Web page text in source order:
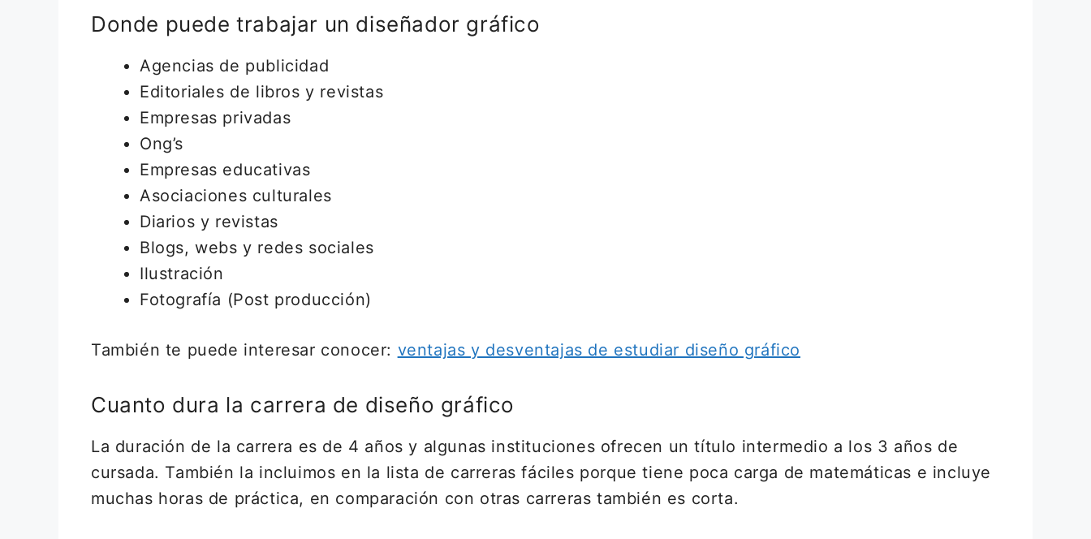
Donde puede trabajar un diseñador gráfico
Agencias de publicidad
Editoriales de libros y revistas
Empresas privadas
Ong’s
Empresas educativas
Asociaciones culturales
Diarios y revistas
Blogs, webs y redes sociales
Ilustración
Fotografía (Post producción)
También te puede interesar conocer: ventajas y desventajas de estudiar diseño gráfico
Cuanto dura la carrera de diseño gráfico
La duración de la carrera es de 4 años y algunas instituciones ofrecen un título intermedio a los 3 años de
cursada. También la incluimos en la lista de carreras fáciles porque tiene poca carga de matemáticas e incluye
muchas horas de práctica, en comparación con otras carreras también es corta.